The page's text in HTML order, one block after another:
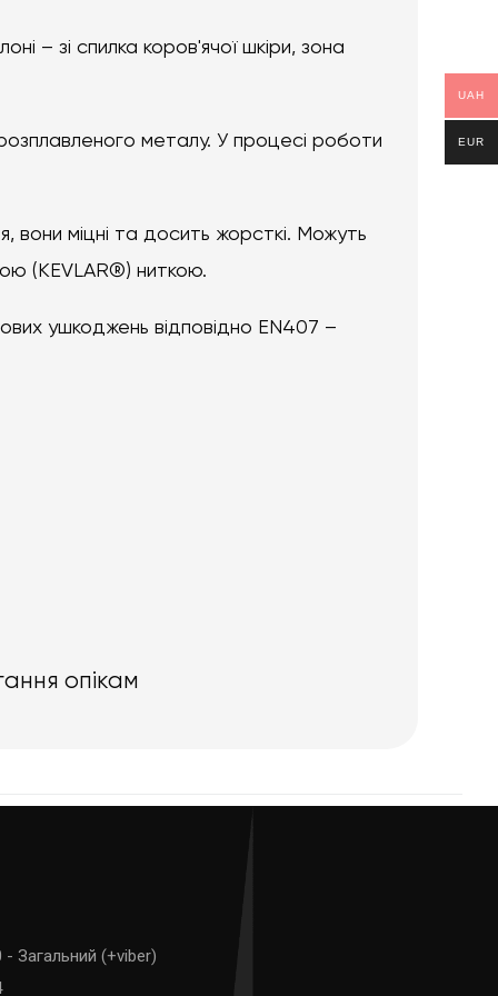
– зі спилка коров'ячої шкіри, зона
металу. У процесі роботи
вони міцні та досить жорсткі. Можуть
(KEVLAR®) ниткою.
ушкоджень відповідно EN407 –
опікам
Загальний (+viber)
UAH
EUR